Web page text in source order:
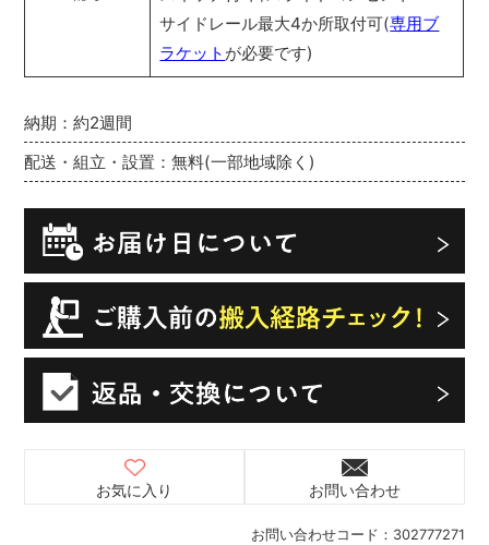
お問い合わせコード： 302777271
納期：約2週間
配送・組立・設置：無料(一部地域除く)
お気に入り お問い合わせ
サイドレール最大4か所取付可(専用ブ
ラケット が必要です)